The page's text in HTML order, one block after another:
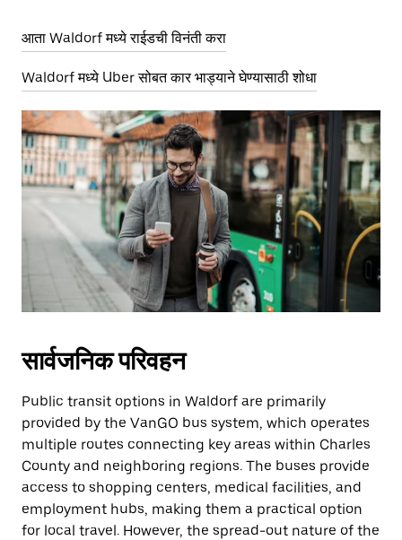
आता Waldorf मध्ये राईडची विनंती करा
Waldorf मध्ये Uber सोबत कार भाड्याने घेण्यासाठी शोधा
सार्वजनिक परिवहन
Public transit options in Waldorf are primarily
provided by the VanGO bus system, which operates
multiple routes connecting key areas within Charles
County and neighboring regions. The buses provide
access to shopping centers, medical facilities, and
employment hubs, making them a practical option
for local travel. However, the spread-out nature of the